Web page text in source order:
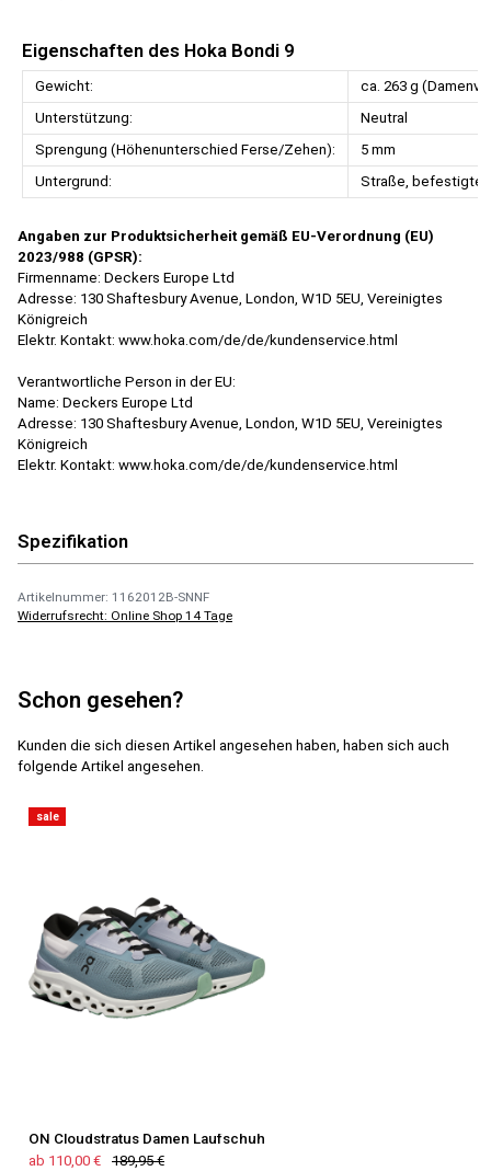
Eigenschaften des Hoka Bondi 9
Gewicht:
ca. 263 g
Unterstützung:
Neutral
Sprengung (Höhenunterschied Ferse/Zehen):
5 mm
Untergrund:
Straße, befestigte
Angaben zur Produktsicherheit gemäß EU-Verordnung (EU)
2023/988 (GPSR):
Firmenname: Deckers Europe Ltd
Adresse: 130 Shaftesbury Avenue, London, W1D 5EU, Vereinigtes
Königreich
Elektr. Kontakt: www.hoka.com/de/de/kundenservice.html
Verantwortliche Person in der EU:
Name: Deckers Europe Ltd
Adresse: 130 Shaftesbury Avenue, London, W1D 5EU, Vereinigtes
Königreich
Elektr. Kontakt: www.hoka.com/de/de/kundenservice.html
Spezifikation
Artikelnummer: 1162012B-SNNF
Widerrufsrecht: Online Shop 14 Tage
Schon gesehen?
Kunden die sich diesen Artikel angesehen haben, haben sich auch
folgende Artikel angesehen.
sale
ON Cloudstratus Damen Laufschuh
ab 110,00 €
189,95 €